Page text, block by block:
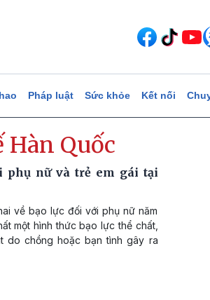
Pháp luật Sức khỏe Kết nối
Hàn Quốc
phụ nữ và trẻ em gái tại
về bạo lực đối với phụ nữ năm
một hình thức bạo lực thể chất,
do chồng hoặc bạn tình gây ra